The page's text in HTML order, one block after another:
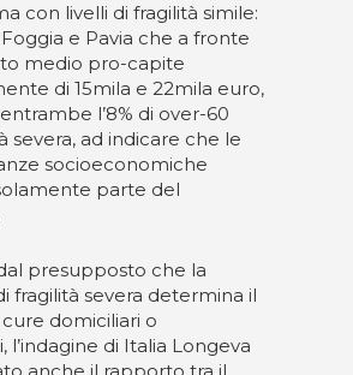
con livelli di fragilità simile:
e Pavia che a fronte
medio pro-capite
di 15mila e 22mila euro,
l’8% di over-60
severa, ad indicare che le
socioeconomiche
parte del
presupposto che la
fragilità severa determina il
domiciliari o
l’indagine di Italia Longeva